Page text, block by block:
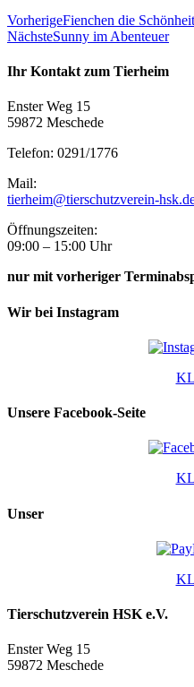
VorherigeFienchen die
NächsteSunny im Abenteuer
Ihr Kontakt zum Tierheim
Enster Weg 15
59872 Meschede
Telefon: 0291/1776
Mail:
tierheim@tierschutzverein-
Öffnungszeiten:
09:00 – 15:00 Uhr
nur mit vorheriger
Wir bei Instagram
Unsere Facebook-Seite
Unser
Tierschutzverein HSK e.V.
Enster Weg 15
59872 Meschede